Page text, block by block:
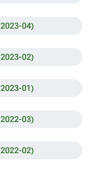
04)
02)
01)
03)
02)